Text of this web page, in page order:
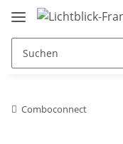
Comboconnect